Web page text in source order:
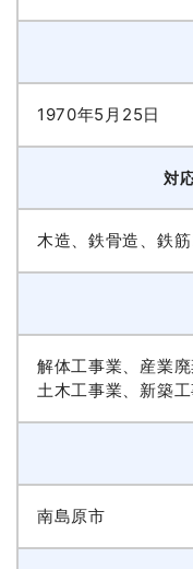
1970年5月25日
対
木造、鉄骨造、鉄
解体工事業、産業
土木工事業、新築
南島原市